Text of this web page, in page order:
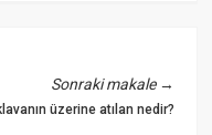
Sonraki makale→
üzerine atılan nedir?